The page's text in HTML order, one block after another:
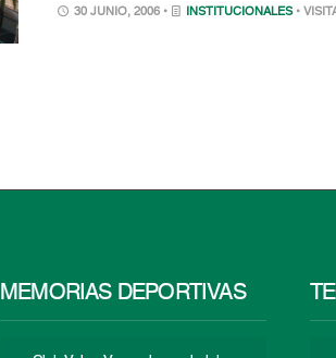
30 JUNIO, 2006 • INSTITUCIONALES •
MEMORIAS DEPORTIVAS